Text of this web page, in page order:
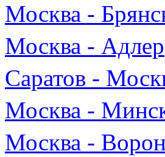
Москва -
Москва - Адлер
Саратов -
Москва -
Москва -